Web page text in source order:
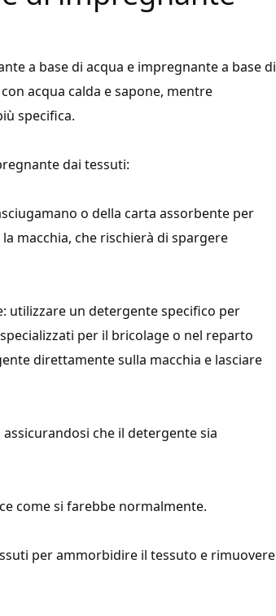
a base di acqua e impregnante a base di
acqua calda e sapone, mentre
specifica.
dai tessuti:
o della carta assorbente per
macchia, che rischierà di spargere
utilizzare un detergente specifico per
per il bricolage o nel reparto
direttamente sulla macchia e lasciare
che il detergente sia
come si farebbe normalmente.
per ammorbidire il tessuto e rimuovere